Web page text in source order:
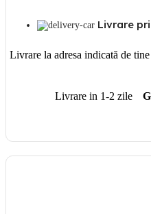
Livrare
Livrare la adresa indicată de tine
Livrare in 1-2 zile